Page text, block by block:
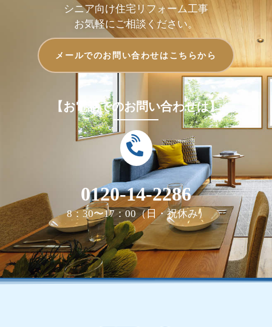
シニア向け住宅リフォーム工事
お気軽にご相談ください。
メールでのお問い合わせはこちらから
【お電話でのお問い合わせは】
0120-14-2286
8：30〜17：00（日・祝休み）